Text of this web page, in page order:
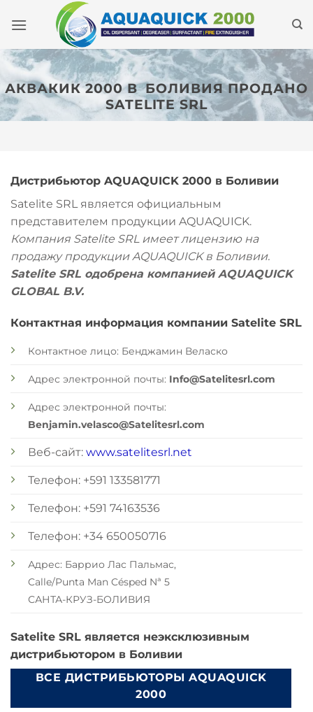
АКВАКИК 2000 ВБОЛИВИЯПРОДАНО
SATELITE SRL
Дистрибьютор AQUAQUICK 2000 в Боливии
Satelite SRL является официальным
представителем продукции AQUAQUICK.
Компания Satelite SRL имеет лицензию на
продажу продукции AQUAQUICK в Боливии.
Satelite SRL одобрена компанией AQUAQUICK
GLOBAL B.V.
Контактная информация компании Satelite SRL
Контактное лицо: Бенджамин Веласко
Адрес электронной почты: Info@Satelitesrl.com
Адрес электронной почты:
Benjamin.velasco@Satelitesrl.com
Веб-сайт: www.satelitesrl.net
Телефон: +591 133581771
Телефон: +591 74163536
Телефон: +34 650050716
Адрес: Баррио Лас Пальмас,
Calle/Punta Man Césped Nª 5
САНТА-КРУЗ-БОЛИВИЯ
Satelite SRL является неэксклюзивным
дистрибьютором в Боливии
ВСЕ ДИСТРИБЬЮТОРЫ AQUAQUICK
2000